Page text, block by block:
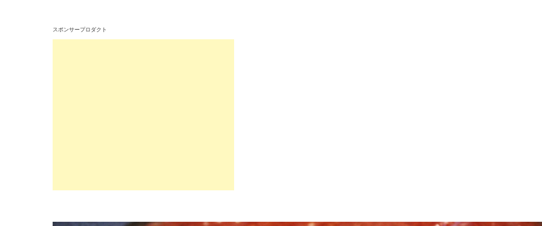
スポンサープロダクト